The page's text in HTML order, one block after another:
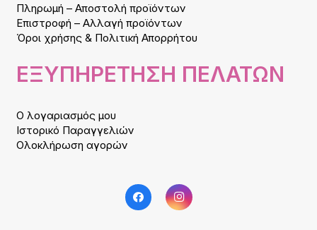
Πληρωμή – Αποστολή προϊόντων
Επιστροφή – Αλλαγή προϊόντων
Όροι χρήσης & Πολιτική Απορρήτου
ΕΞΥΠΗΡΕΤΗΣΗ ΠΕΛΑΤΩΝ
Ο λογαριασμός μου
Ιστορικό Παραγγελιών
Ολοκλήρωση αγορών